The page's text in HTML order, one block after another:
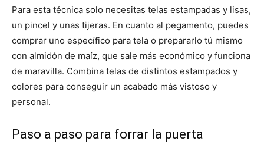
Para esta técnica solo necesitas telas estampadas y lisas,
un pincel y unas tijeras. En cuanto al pegamento, puedes
comprar uno específico para tela o prepararlo tú mismo
con almidón de maíz, que sale más económico y funciona
de maravilla. Combina telas de distintos estampados y
colores para conseguir un acabado más vistoso y
personal.
Paso a paso para forrar la puerta